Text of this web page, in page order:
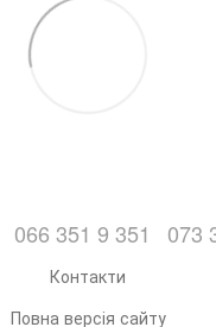
066 351 9 351 073
Контакти
Повна версія сайту